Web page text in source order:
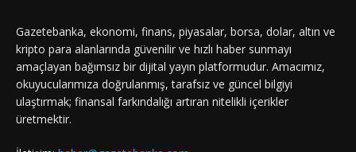
Gazetebanka, ekonomi, finans, piyasalar, borsa, dolar, altın ve
kripto para alanlarında güvenilir ve hızlı haber sunmayı
amaçlayan bağımsız bir dijital yayın platformudur. Amacımız,
okuyucularımıza doğrulanmış, tarafsız ve güncel bilgiyi
ulaştırmak; finansal farkındalığı artıran nitelikli içerikler
üretmektir.